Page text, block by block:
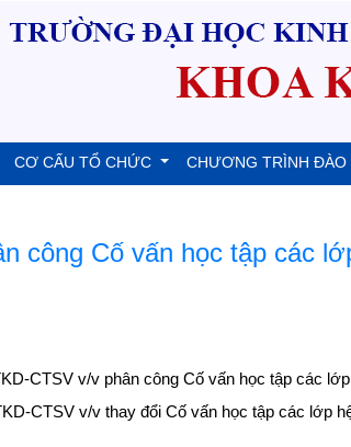
CƠ CẤU TỔ CHỨC CHƯƠNG TRÌNH ĐÀO
công Cố vấn học tập các
CTSV v/v phân công Cố vấn học tập các
CTSV v/v thay đổi Cố vấn học tập các lớp